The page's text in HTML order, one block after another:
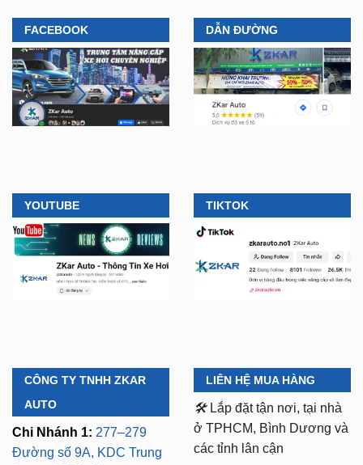
FACEBOOK DẪN ĐƯỜNG
YOUTUBE TIKTOK
CÔNG TY TNHH ZKAR
AUTO
Chi Nhánh 1: 277–279
Đường số 9A, KDC Trung
LIÊN HỆ MUA HÀNG
🛠️ Lắp đặt tận nơi, tại nhà
ở TPHCM, Bình Dương và
các tỉnh lân cận